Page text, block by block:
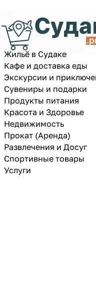
Жильё в Судаке
Кафе и доставка еды
Экскурсии и
Сувениры и подарки
Продукты питания
Красота и Здоровье
Недвижимость
Прокат (Аренда)
Развлечения и Досуг
Спортивные товары
Услуги